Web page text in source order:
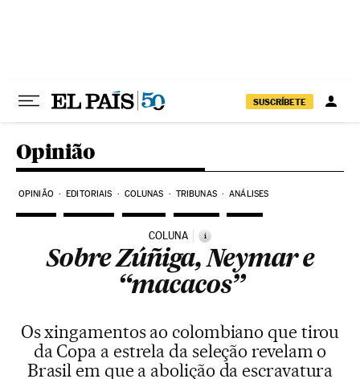
SUSCRÍBETE
Opinião
OPINIÃO EDITORIAIS COLUNAS TRIBUNAS ANÁLISES
COLUNA i
Sobre Zúñiga, Neymar e
“macacos”
Os xingamentos ao colombiano que tirou
da Copa a estrela da seleção revelam o
Brasil em que a abolição da escravatura